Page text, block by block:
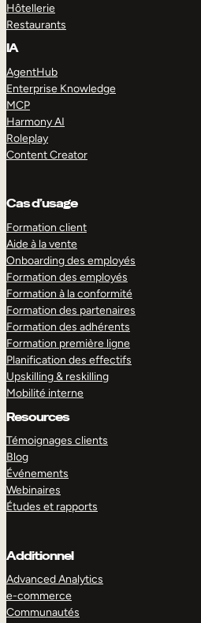
Hôtellerie
Restaurants
IA
AgentHub
Enterprise Knowledge
MCP
Harmony AI
Roleplay
Content Creator
Cas d’usage
Formation client
Aide à la vente
Onboarding des employés
Formation des employés
Formation à la conformité
Formation des partenaires
Formation des adhérents
Formation première ligne
Planification des effectifs
Upskilling & reskilling
Mobilité interne
Resources
Témoignages clients
Blog
Événements
Webinaires
Études et rapports
Additionnel
Advanced Analytics
e-commerce
Communautés